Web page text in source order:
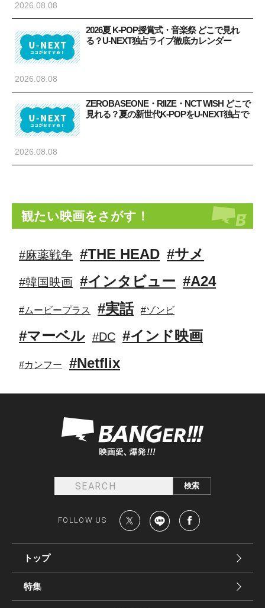
2026.08.08
2026夏 K-POP授賞式・音楽祭 どこで見れ
る？U-NEXT独占ライブ徹底カレンダー
2026.08.08
ZEROBASEONE・RIIZE・NCT WISH どこで
見れる？夏の新世代K-POPをU-NEXT独占で
2026.08.08
観たい映画をさがす！
#麻薬戦争 #THE HEAD #サメ
#韓国映画 #インタビュー #A24
#ムービープラス #実話 #ゾンビ
#マーベル #DC #インド映画
#カンフー #Netflix
FOLLOW US
トップ
特集